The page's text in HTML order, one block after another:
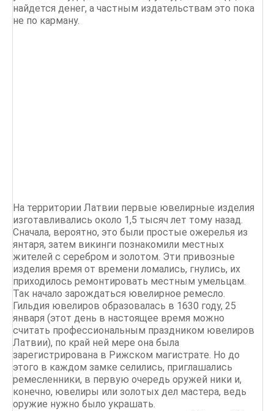
найдется денег, а частным издательствам это пока
не по карману.
На территории Латвии первые ювелирные изделия
изготавливались около 1,5 тысяч лет тому назад.
Сначала, вероятно, это были простые ожерелья из
янтаря, затем викинги познакомили местных
жителей с серебром и золотом. Эти привозные
изделия время от времени ломались, гнулись, их
приходилось ремонтировать местным умельцам.
Так начало зарождаться ювелирное ремесло.
Гильдия ювелиров образовалась в 1630 году, 25
января (этот день в настоящее время можно
считать профессиональным праздником ювелиров
Латвии), по край ней мере она была
зарегистрирована в Рижском магистрате. Но до
этого в каждом замке селились, приглашались
ремесленники, в первую очередь оружей ники и,
конечно, ювелиры или золотых дел мастера, ведь
оружие нужно было украшать.